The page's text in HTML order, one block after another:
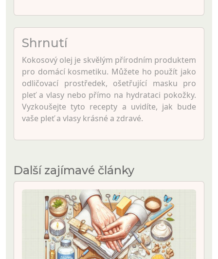
Shrnutí
Kokosový olej je skvělým přírodním produktem
pro domácí kosmetiku. Můžete ho použít jako
odličovací prostředek, ošetřující masku pro
pleť a vlasy nebo přímo na hydrataci pokožky.
Vyzkoušejte tyto recepty a uvidíte, jak bude
vaše pleť a vlasy krásné a zdravé.
Další zajímavé články